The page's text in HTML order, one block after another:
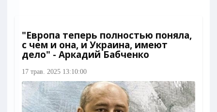
"Европа теперь полностью поняла,
с чем и она, и Украина, имеют
дело" - Аркадий Бабченко
17 трав. 2025 13:10:00